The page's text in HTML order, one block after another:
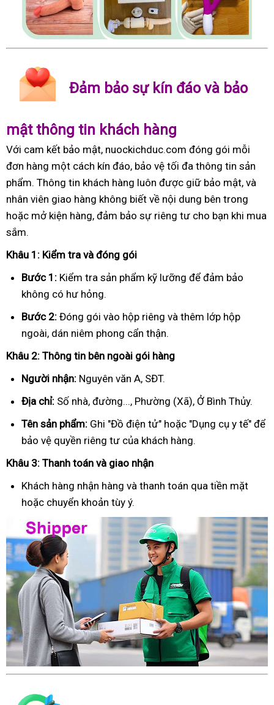
Đảm bảo sự kín đáo và bảo
mật thông tin khách hàng
Với cam kết bảo mật, nuockichduc.com đóng gói mỗi
đơn hàng một cách kín đáo, bảo vệ tối đa thông tin sản
phẩm. Thông tin khách hàng luôn được giữ bảo mật, và
nhân viên giao hàng không biết về nội dung bên trong
hoặc mở kiện hàng, đảm bảo sự riêng tư cho bạn khi mua
sắm.
Khâu 1: Kiểm tra và đóng gói
Bước 1: Kiểm tra sản phẩm kỹ lưỡng để đảm bảo
không có hư hỏng.
Bước 2: Đóng gói vào hộp riêng và thêm lớp hộp
ngoài, dán niêm phong cẩn thận.
Khâu 2: Thông tin bên ngoài gói hàng
Người nhận: Nguyên văn A, SĐT.
Địa chỉ: Số nhà, đường..., Phường (Xã), Ở Bình Thủy.
Tên sản phẩm: Ghi "Đồ điện tử" hoặc "Dụng cụ y tế" để
bảo vệ quyền riêng tư của khách hàng.
Khâu 3: Thanh toán và giao nhận
Khách hàng nhận hàng và thanh toán qua tiền mặt
hoặc chuyển khoản tùy ý.